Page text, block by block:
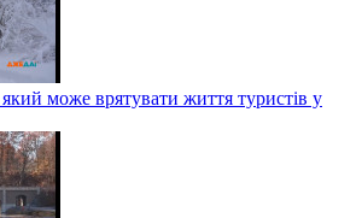
може врятувати життя туристів у